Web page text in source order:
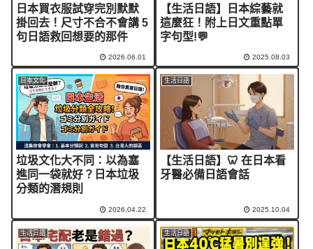
日本買衣服試穿完別默默
掛回去！尺寸不合不會講 5
句日語救回想要的那件
2026.06.01
【生活日語】日本綜藝就
這麼狂！附上日文重點單
字句型!💬
2025.08.03
日本文化
垃圾文化大不同：以為塞
進同一袋就好？日本垃圾
分類的潛規則
2026.04.22
生活日語
【生活日語】🦷 在日本看
牙醫必備日語會話
2025.10.04
生活日語 生活日語